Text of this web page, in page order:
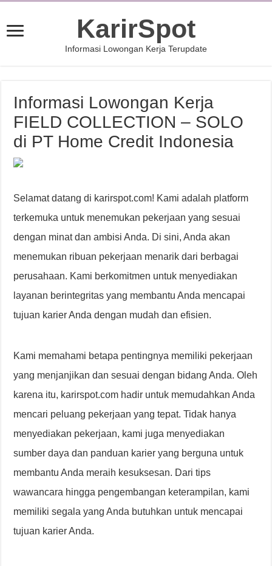
KarirSpot
Informasi Lowongan Kerja Terupdate
Informasi Lowongan Kerja
FIELD COLLECTION – SOLO
di PT Home Credit Indonesia
Selamat datang di karirspot.com! Kami adalah platform
terkemuka untuk menemukan pekerjaan yang sesuai
dengan minat dan ambisi Anda. Di sini, Anda akan
menemukan ribuan pekerjaan menarik dari berbagai
perusahaan. Kami berkomitmen untuk menyediakan
layanan berintegritas yang membantu Anda mencapai
tujuan karier Anda dengan mudah dan efisien.
Kami memahami betapa pentingnya memiliki pekerjaan
yang menjanjikan dan sesuai dengan bidang Anda. Oleh
karena itu, karirspot.com hadir untuk memudahkan Anda
mencari peluang pekerjaan yang tepat. Tidak hanya
menyediakan pekerjaan, kami juga menyediakan
sumber daya dan panduan karier yang berguna untuk
membantu Anda meraih kesuksesan. Dari tips
wawancara hingga pengembangan keterampilan, kami
memiliki segala yang Anda butuhkan untuk mencapai
tujuan karier Anda.